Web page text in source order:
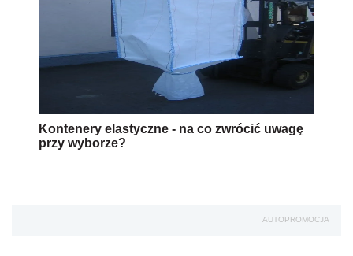
Kontenery elastyczne - na co zwrócić uwagę
przy wyborze?
AUTOPROMOCJA